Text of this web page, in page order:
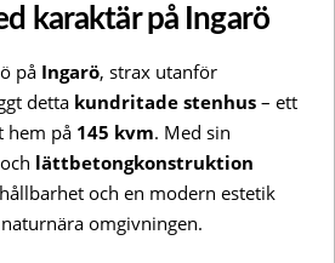
karaktär på Ingarö
på Ingarö, strax utanför
detta kundritade stenhus– ett
hem på 145 kvm. Med sin
lättbetongkonstruktion
och en modern estetik
omgivningen.